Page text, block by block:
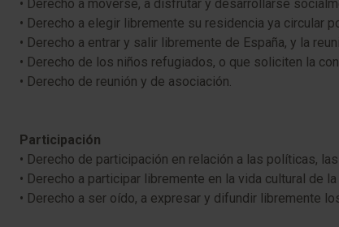
• Derecho a moverse, a disfrutar y desarrollarse
• Derecho a elegir libremente su residencia ya circular
• Derecho a entrar y salir libremente de España, y la
• Derecho de los niños refugiados, o que soliciten la
• Derecho de reunión y de asociación.
Participación
• Derecho de participación en relación a las políticas,
• Derecho a participar libremente en la vida cultural de
• Derecho a ser oído, a expresar y difundir libremente